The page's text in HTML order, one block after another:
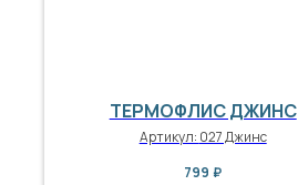
ТЕРМОФЛИС ДЖИНС
Артикул: 027 Джинс
799 ₽